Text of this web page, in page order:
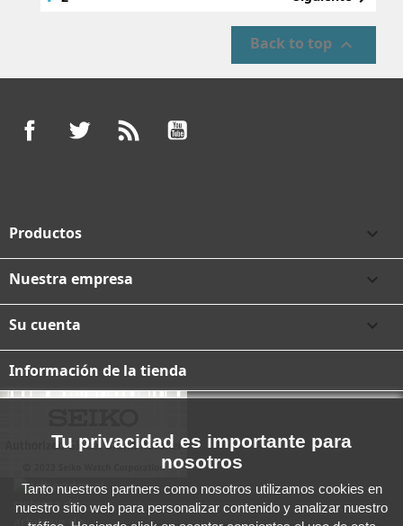
Back to top 
FacebookTwitter
Productos 
Nuestra empresa 
Su cuenta 
Información de la tienda
Tu privacidad es importante para
nosotros
Tanto nuestros partners como nosotros utilizamos cookies en
nuestro sitio web para personalizar contenido y analizar nuestro